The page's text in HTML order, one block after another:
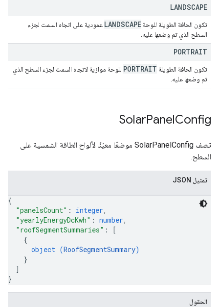
LANDSCAPE
تكون الحافة الطويلة للوحة LANDSCAPE عمودية على اتجاه السمت لجزء
السطح الذي تم وضعها عليه.
PORTRAIT
تكون الحافة الطويلة PORTRAIT للوحة موازية لاتجاه السمت لجزء السطح الذي
تم وضعها عليه.
SolarPanelConfig
تصف SolarPanelConfig موضعًا معيّنًا لألواح الطاقة الشمسية على
السطح.
تمثيل JSON
{
"panelsCount" : integer,
"yearlyEnergyDcKwh" : number,
"roofSegmentSummaries" :
[
{
object (RoofSegmentSummary)
}
]
}
الحقول